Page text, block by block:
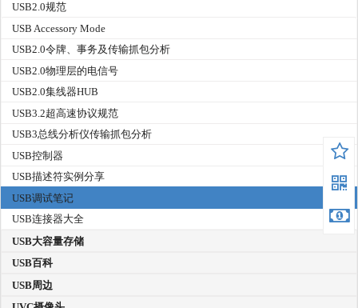
USB2.0规范
USB Accessory Mode
USB2.0令牌、事务及传输抓包分析
USB2.0物理层的电信号
USB2.0集线器HUB
USB3.2超高速协议规范
USB3总线分析仪传输抓包分析
USB控制器
USB描述符实例分享
USB调试笔记
USB连接器大全
USB大容量存储
USB百科
USB周边